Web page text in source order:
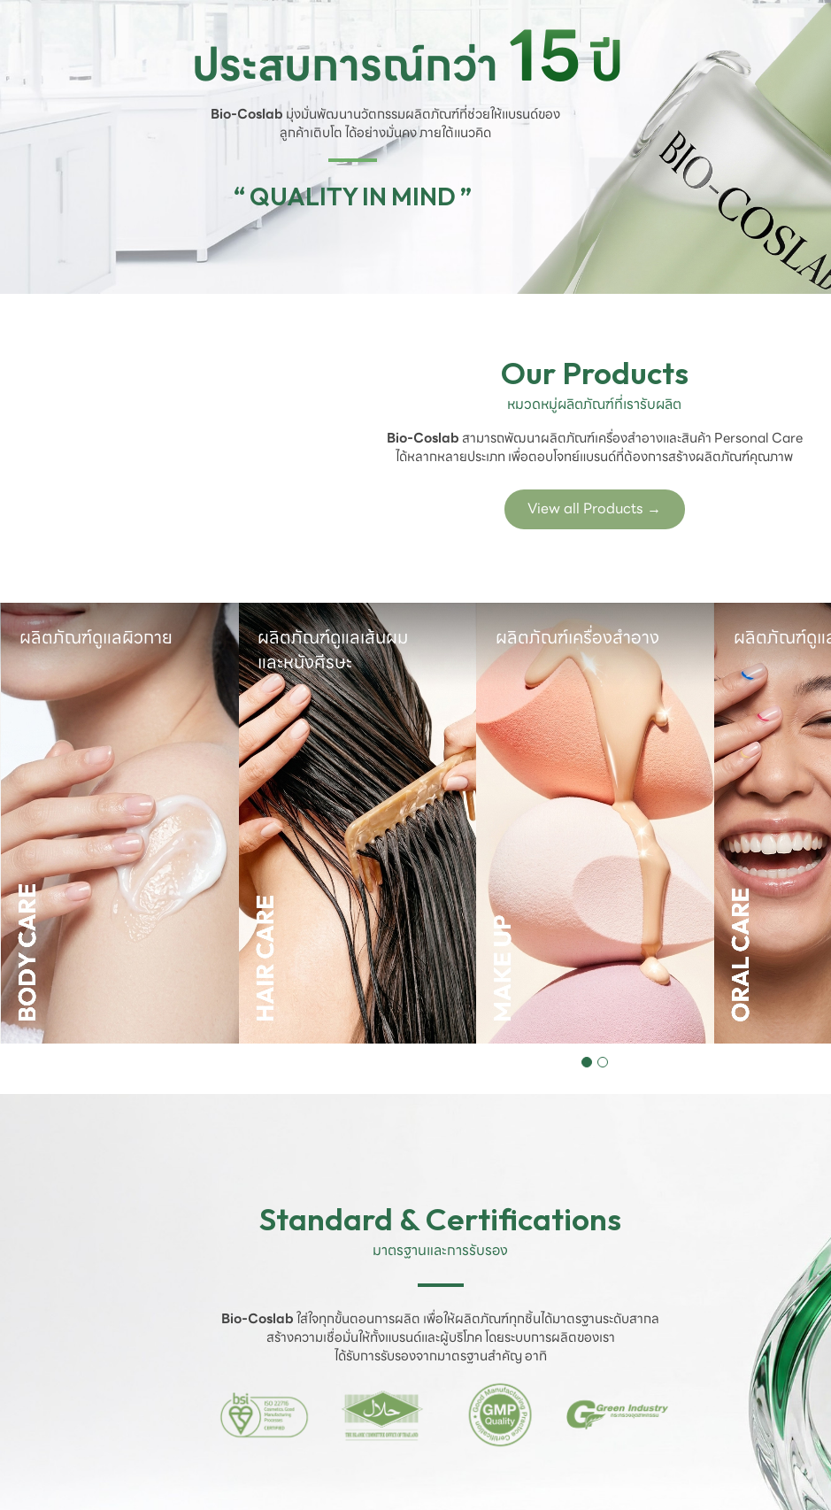
ประสบการณ์กว่า 15ปี
Bio-Coslab มุ่งมั่นพัฒนานวัตกรรมผลิตภัณฑ์ที่ช่วยให้แบรนด์ของ
ลูกค้าเติบโต ได้อย่างมั่นคง ภายใต้แนวคิด
“ QUALITY IN MIND ”
Our Products
หมวดหมู่ผลิตภัณฑ์ที่เรารับผลิต
Bio-Coslab สามารถพัฒนาผลิตภัณฑ์เครื่องสำอางและสินค้า Personal Care
ได้หลากหลายประเภท เพื่อตอบโจทย์แบรนด์ที่ต้องการสร้างผลิตภัณฑ์คุณภาพ
View all Products →
ผลิตภัณฑ์ดูแลผิวกาย
ผลิตภัณฑ์ดูแลเส้นผม
และหนังศีรษะ
ผลิตภัณฑ์เครื่องสำอาง ผลิตภัณฑ์ดูแ
Standard & Certifications
มาตรฐานและการรับรอง
Bio-Coslab ใส่ใจทุกขั้นตอนการผลิต เพื่อให้ผลิตภัณฑ์ทุกชิ้นได้มาตรฐานระดับสากล
สร้างความเชื่อมั่นให้ทั้งแบรนด์และผู้บริโภค โดยระบบการผลิตของเรา
ได้รับการรับรองจากมาตรฐานสำคัญ อาทิ